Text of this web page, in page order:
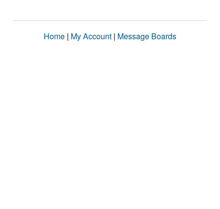
Home | My Account | Message Boards